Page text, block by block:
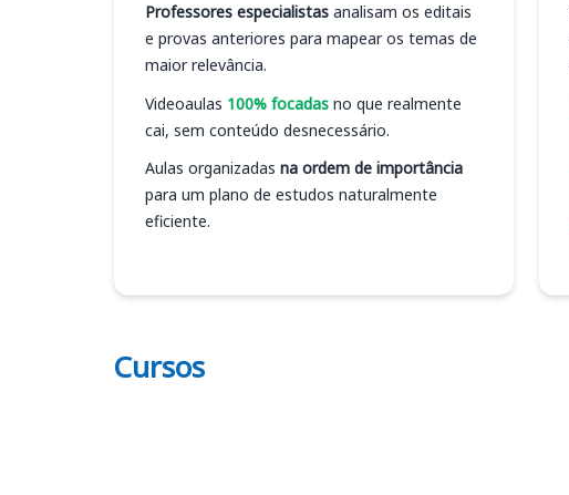
Professores especialistas analisam os editais
e provas anteriores para mapear os temas de
maior relevância.
Videoaulas 100% focadas no que realmente
cai, sem conteúdo desnecessário.
Aulas organizadas na ordem de importância
para um plano de estudos naturalmente
eficiente.
Cursos